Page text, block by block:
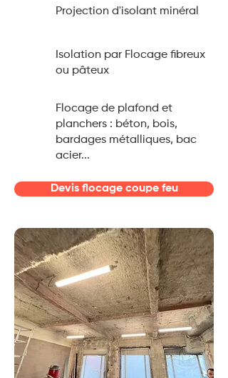
Projection d'isolant minéral
Isolation par Flocage fibreux
ou pâteux
Flocage de plafond et
planchers : béton, bois,
bardages métalliques, bac
acier...
Devis flocage coupe feu